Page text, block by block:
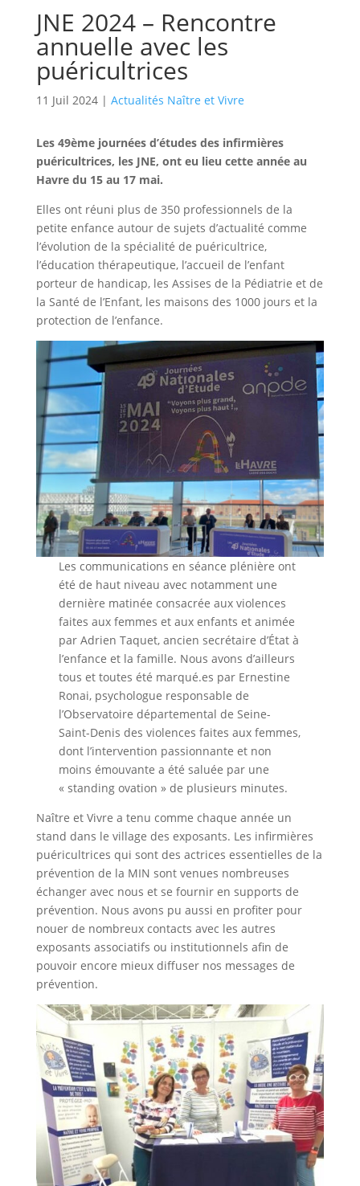
JNE 2024 – Rencontre
annuelle avec les
puéricultrices
11 Juil 2024| Actualités Naître et Vivre
Les 49ème journées d’études des infirmières
puéricultrices, les JNE, ont eu lieu cette année au
Havre du 15 au 17 mai.
Elles ont réuni plus de 350 professionnels de la
petite enfance autour de sujets d’actualité comme
l’évolution de la spécialité de puéricultrice,
l’éducation thérapeutique, l’accueil de l’enfant
porteur de handicap, les Assises de la Pédiatrie et de
la Santé de l’Enfant, les maisons des 1000 jours et la
protection de l’enfance.
Les communications en séance plénière ont
été de haut niveau avec notamment une
dernière matinée consacrée aux violences
faites aux femmes et aux enfants et animée
par Adrien Taquet, ancien secrétaire d’État à
l’enfance et la famille. Nous avons d’ailleurs
tous et toutes été marqué.es par Ernestine
Ronai, psychologue responsable de
l’Observatoire départemental de Seine-
Saint-Denis des violences faites aux femmes,
dont l’intervention passionnante et non
moins émouvante a été saluée par une
« standing ovation » de plusieurs minutes.
Naître et Vivre a tenu comme chaque année un
stand dans le village des exposants. Les infirmières
puéricultrices qui sont des actrices essentielles de la
prévention de la MIN sont venues nombreuses
échanger avec nous et se fournir en supports de
prévention. Nous avons pu aussi en profiter pour
nouer de nombreux contacts avec les autres
exposants associatifs ou institutionnels afin de
pouvoir encore mieux diffuser nos messages de
prévention.